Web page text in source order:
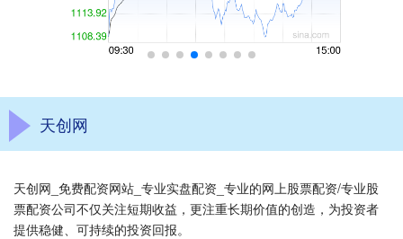
天创网
天创网_免费配资网站_专业实盘配资_专业的网上股票配资/专业股
票配资公司不仅关注短期收益，更注重长期价值的创造，为投资者
提供稳健、可持续的投资回报。